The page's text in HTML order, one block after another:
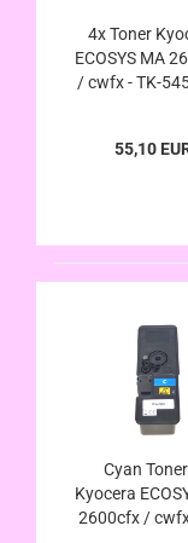
4x Toner
ECOSYS MA
/ cwfx - TK-
55,10
Cyan
Kyocera
2600cfx /